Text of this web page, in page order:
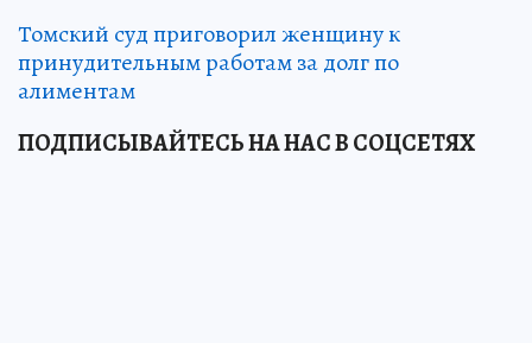
Томский суд приговорил женщину к
принудительным работам за долг по
алиментам
ПОДПИСЫВАЙТЕСЬ НА НАС В СОЦСЕТЯХ